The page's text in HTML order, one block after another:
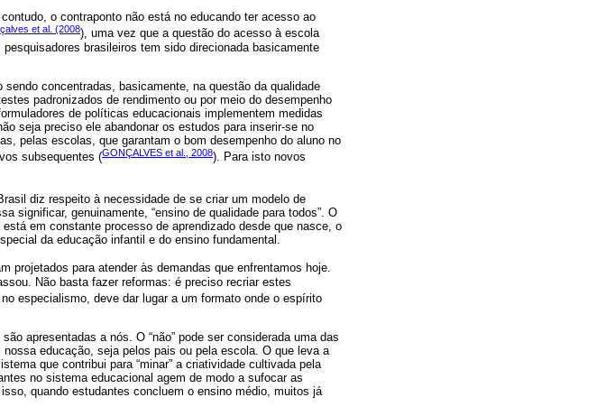
o contraponto não está no educando ter acesso ao
et al. (2008), uma vez que a questão do acesso à escola
brasileiros tem sido direcionada basicamente
concentradas, basicamente, na questão da qualidade
padronizados de rendimento ou por meio do desempenho
de políticas educacionais implementem medidas
seja preciso ele abandonar os estudos para inserir-se no
pelas escolas, que garantam o bom desempenho do aluno no
subsequentes (GONÇALVES et al., 2008). Para isto novos
diz respeito à necessidade de se criar um modelo de
significar, genuinamente, “ensino de qualidade para todos”. O
em constante processo de aprendizado desde que nasce, o
da educação infantil e do ensino fundamental.
projetados para atender às demandas que enfrentamos hoje.
Não basta fazer reformas: é preciso recriar estes
especialismo, deve dar lugar a um formato onde o espírito
apresentadas a nós. O “não” pode ser considerada uma das
educação, seja pelos pais ou pela escola. O que leva a
que contribui para “minar” a criatividade cultivada pela
no sistema educacional agem de modo a sufocar as
quando estudantes concluem o ensino médio, muitos já